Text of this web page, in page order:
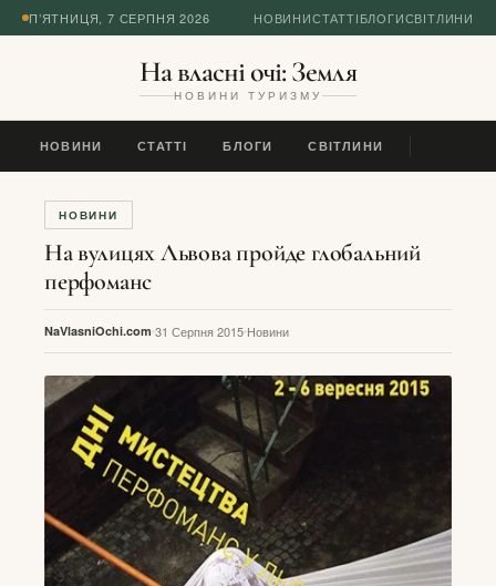
П’ЯТНИЦЯ, 7 СЕРПНЯ 2026 НОВИНИСТАТТІБЛОГИСВІТЛИНИ
На власні очі: Земля
НОВИНИ ТУРИЗМУ
НОВИНИ СТАТТІ БЛОГИ СВІТЛИНИ
НОВИНИ
На вулицях Львова пройде глобальний
перфоманс
NaVlasniOchi.com 31 Серпня 2015 Новини